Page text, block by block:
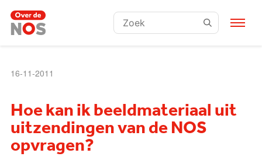
Zoeken:
16-11-2011
Hoe kan ik beeldmateriaal uit
uitzendingen van de NOS
opvragen?